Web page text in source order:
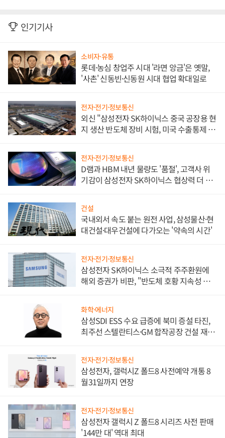
인기기사
소비자·유통
롯데·농심 창업주 시대 '라면 앙금'은 옛말,
'사촌' 신동빈·신동원 시대 협업 확대일로
전자·전기·정보통신
외신 "삼성전자 SK하이닉스 중국 공장용 현
지 생산 반도체 장비 시험, 미국 수출통제 대
전자·전기·정보통신
D램과 HBM 내년 물량도 '품절', 고객사 위
기감이 삼성전자 SK하이닉스 협상력 더 키
건설
국내외서 속도 붙는 원전 사업, 삼성물산·현
대건설·대우건설에 다가오는 '약속의 시간'
전자·전기·정보통신
삼성전자 SK하이닉스 소극적 주주환원에
해외 증권가 비판, "반도체 호황 지속성 의
화학·에너지
삼성SDI ESS 수요 급증에 북미 증설 타진,
최주선 스텔란티스·GM 합작공장 건설 재추
전자·전기·정보통신
삼성전자, 갤럭시Z 폴드8 사전예약 개통 8
월31일까지 연장
전자·전기·정보통신
삼성전자 갤럭시 Z 폴드8 시리즈 사전 판매
'144만 대' 역대 최대